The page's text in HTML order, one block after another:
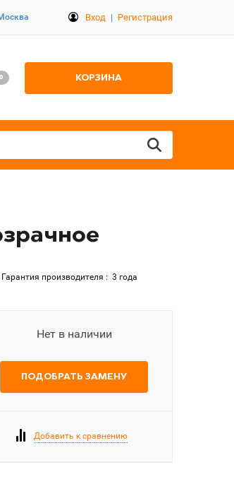
Вход | Регистрация
0 КОРЗИНА
Гарантия производителя : 3 года
Нет в наличии
ПОДОБРАТЬ ЗАМЕНУ
Добавить к сравнению